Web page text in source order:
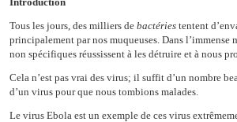
Tous les jours, des milliers de bactéries tentent
principalement par nos muqueuses. Dans l’immense
non spécifiques réussissent à les détruire et à nous
Cela n’est pas vrai des virus; il suffit d’un nombre
d’un virus pour que nous tombions malades.
Le virus Ebola est un exemple de ces virus